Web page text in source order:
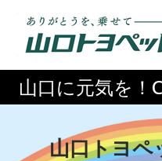
ス
山口に元気を！
山口トヨペ